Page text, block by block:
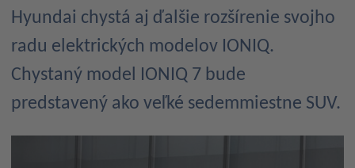
Hyundai chystá aj ďalšie rozšírenie svojho
radu elektrických modelov IONIQ.
Chystaný model IONIQ 7 bude
predstavený ako veľké sedemmiestne SUV.